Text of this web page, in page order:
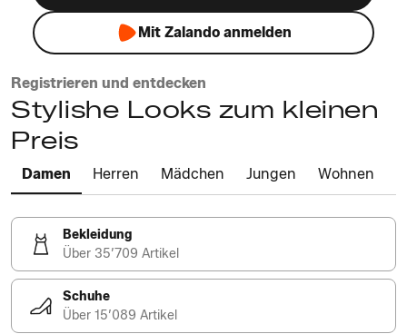
Mit Zalando anmelden
Registrieren und entdecken
Stylishe Looks zum kleinen
Preis
Damen Herren Mädchen Jungen Wohnen
Bekleidung
Über 35’709 Artikel
Schuhe
Über 15’089 Artikel